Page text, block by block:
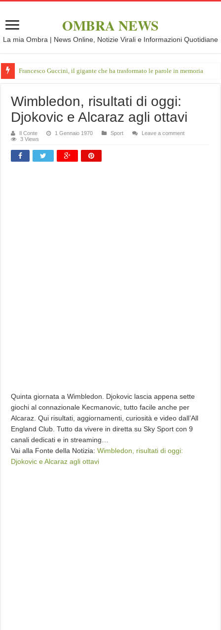
OMBRA NEWS
La mia Ombra | News Online, Notizie Virali e Informazioni Quotidiane
Francesco Guccini, il gigante che ha trasformato le parole in memoria
Wimbledon, risultati di oggi:
Djokovic e Alcaraz agli ottavi
Il Conte 1 Gennaio 1970 Sport
Leave a comment
3 Views
Quinta giornata a Wimbledon. Djokovic lascia appena sette
giochi al connazionale Kecmanovic, tutto facile anche per
Alcaraz. Qui risultati, aggiornamenti, curiosità e video dall’All
England Club. Tutto da vivere in diretta su Sky Sport con 9
canali dedicati e in streaming…
Vai alla Fonte della Notizia:Wimbledon, risultati di oggi:
Djokovic e Alcaraz agli ottavi